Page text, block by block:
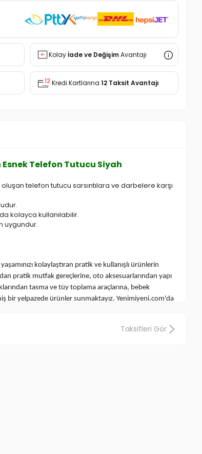
Kolayİade ve DeğişimAvantajı
Kredi Kartlarına 12 Taksit Avantajı
Telefon Tutucu Siyah
telefon tutucu sarsıntılara ve darbelere karşı
kolayca kullanılabilir.
uygundur.
kolaylaştıran pratik ve kullanışlı ürünlerin
pratik mutfak gereçlerine, oto aksesuarlarından yapı
tasma ve tüy toplama araçlarına, bebek
bir yelpazede ürünler sunmaktayız. Yenimiyeni.com'da
ürünlerin dünyasına Yenimiyeni.com ile birlikte adım
Taksitleri Gör